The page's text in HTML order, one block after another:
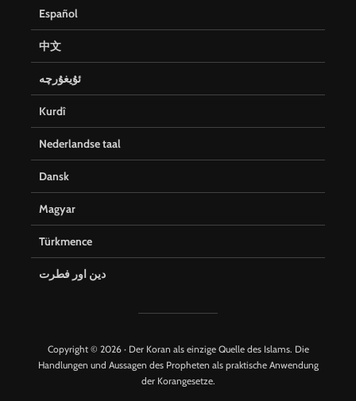
Español
中文
ئۇيغۇرچە
Kurdî
Nederlandse taal
Dansk
Magyar
Türkmence
دین اور فطرت
Copyright © 2026 · Der Koran als einzige Quelle des Islams. Die
Handlungen und Aussagen des Propheten als praktische Anwendung
der Korangesetze.